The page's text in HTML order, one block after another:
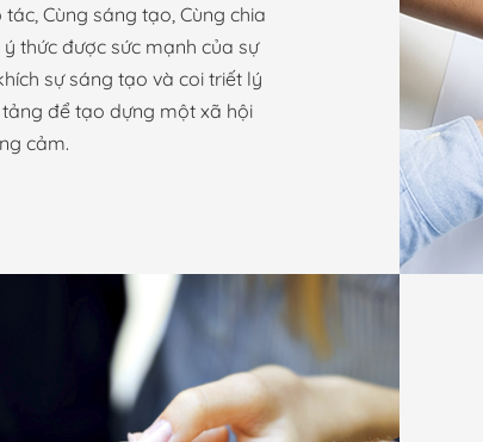
Cùng sáng tạo, Cùng chia
thức được sức mạnh của sự
sự sáng tạo và coi triết lý
tảng để tạo dựng một xã hội
cảm.